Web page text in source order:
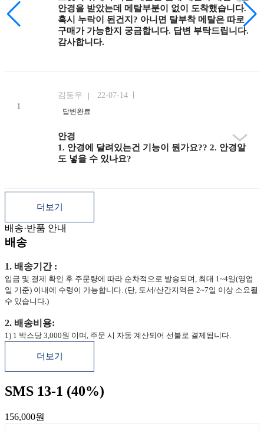
안경을 받았는데 메탈부분이 없이 도착했습니다.
혹시 누락이 된건지? 아니면 탈부착 메탈은 따로
구매가 가능한지 궁금합니다. 답변 부탁드립니다.
감사합니다.
김동우 22-07-14
답변완료
안경
1. 안경에 달려있는건 기능이 뭔가요?? 2. 안경알
도 넣을 수 있나요?
더보기
배송·반품 안내
배송
1. 배송기간 :
입금 및 결제 확인 후 주문량에 따라 순차적으로 발송되며, 최대 1~4일(영업
일 기준) 이내에 수령이 가능합니다. (단, 도서/산간지역은 2~7일 이상 소요될
수 있습니다.)
2. 배송비용:
1) 1 박스당 3,000원 이며, 주문 시 자동 계산되어 선불로 결제됩니다.
더보기
SMS 13-1 (40%)
156,000원